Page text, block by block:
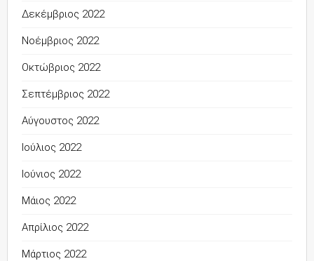
Δεκέμβριος 2022
Νοέμβριος 2022
Οκτώβριος 2022
Σεπτέμβριος 2022
Αύγουστος 2022
Ιούλιος 2022
Ιούνιος 2022
Μάιος 2022
Απρίλιος 2022
Μάρτιος 2022